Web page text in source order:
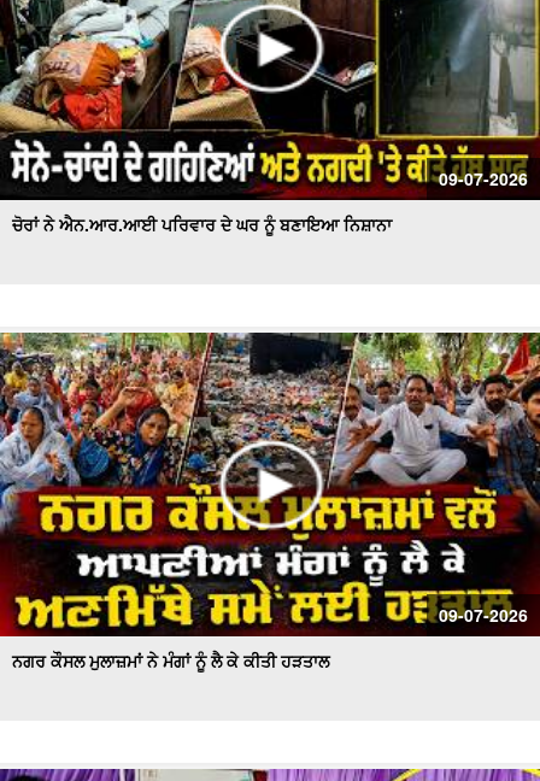
09-07-2026
ਚੋਰਾਂ ਨੇ ਐਨ.ਆਰ.ਆਈ ਪਰਿਵਾਰ ਦੇ ਘਰ ਨੂੰ ਬਣਾਇਆ ਨਿਸ਼ਾਨਾ
09-07-2026
ਨਗਰ ਕੌਸਲ ਮੁਲਾਜ਼ਮਾਂ ਨੇ ਮੰਗਾਂ ਨੂੰ ਲੈ ਕੇ ਕੀਤੀ ਹੜਤਾਲ